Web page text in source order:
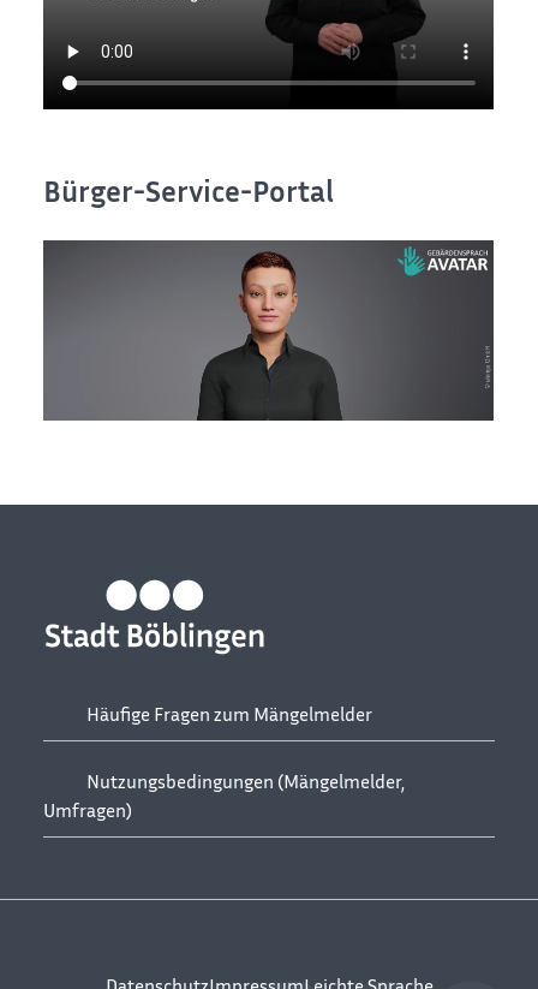
Bürger-Service-Portal
Häufige Fragen zum Mängelmelder
Nutzungsbedingungen (Mängelmelder,
Umfragen)